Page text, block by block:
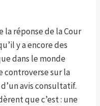
la réponse de la Cour
y a encore des
dans le monde
controverse sur la
avis consultatif.
que c’est : une